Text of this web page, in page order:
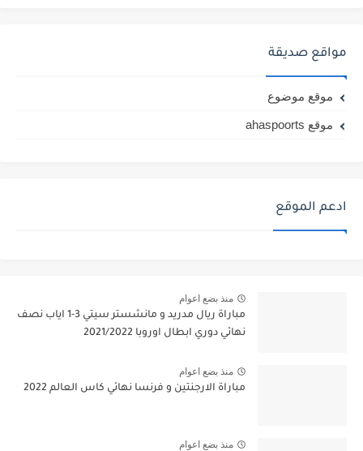
مواقع صديقة
موقع موضوع
موقع ahaspoorts
ادعم الموقع
منذ بضع اعوام
مباراة ريال مدريد و مانشستر سيتي 3-1 اياب نصف
نهائي دوري ابطال اوروبا 2021/2022
منذ بضع اعوام
مباراة الارجنتين و فرنسا نهائي كاس العالم 2022
منذ بضع اعوام